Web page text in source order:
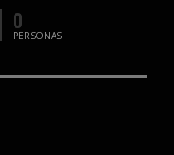
0
PERSONAS